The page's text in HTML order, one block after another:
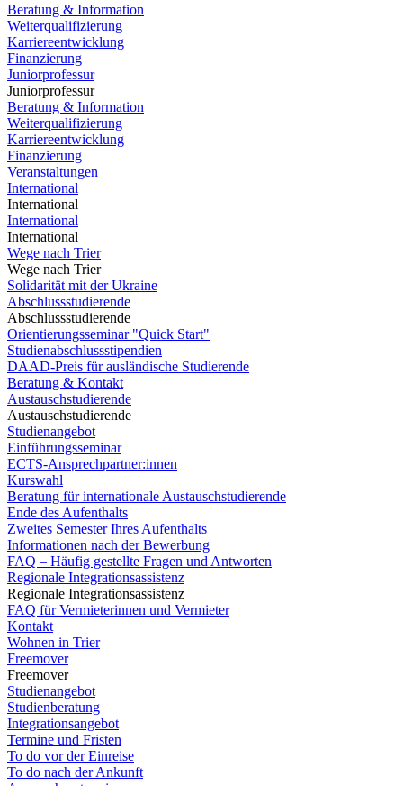
Beratung & Information
Weiterqualifizierung
Karriereentwicklung
Finanzierung
Juniorprofessur
Juniorprofessur
Beratung & Information
Weiterqualifizierung
Karriereentwicklung
Finanzierung
Veranstaltungen
International
International
International
International
Wege nach Trier
Wege nach Trier
Solidarität mit der Ukraine
Abschlussstudierende
Abschlussstudierende
Orientierungsseminar "Quick Start"
Studienabschlussstipendien
DAAD-Preis für ausländische Studierende
Beratung & Kontakt
Austauschstudierende
Austauschstudierende
Studienangebot
Einführungsseminar
ECTS-Ansprechpartner:innen
Kurswahl
Beratung für internationale Austauschstudierende
Ende des Aufenthalts
Zweites Semester Ihres Aufenthalts
Informationen nach der Bewerbung
FAQ – Häufig gestellte Fragen und Antworten
Regionale Integrationsassistenz
Regionale Integrationsassistenz
FAQ für Vermieterinnen und Vermieter
Kontakt
Wohnen in Trier
Freemover
Freemover
Studienangebot
Studienberatung
Integrationsangebot
Termine und Fristen
To do vor der Einreise
To do nach der Ankunft